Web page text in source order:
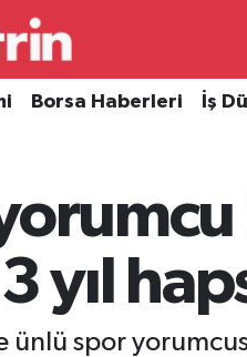
Borsa Haberleri İş
yıl
ünlü spor